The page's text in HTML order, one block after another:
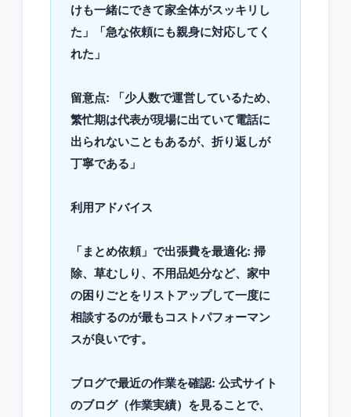
けも一緒にできて家全体がスッキリし
た」「急な依頼にも親身に対応してく
れた」
留意点: 「少人数で運営しているため、
繁忙期は代表が現場に出ていて電話に
出られないこともあるが、折り返しが
丁寧である」
利用アドバイス
「まとめ依頼」で出張費を最適化: 掃
除、草むしり、不用品処分など、家中
の困りごとをリストアップして一度に
相談するのが最もコストパフォーマン
スが良いです。
ブログで最近の作業を確認: 公式サイト
のブログ（作業実績）を見ることで、